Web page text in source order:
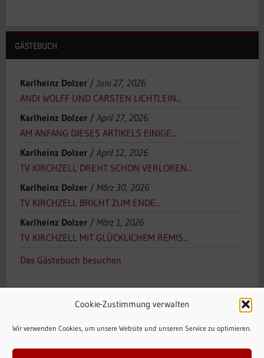
Cookie-Zustimmung verwalten
Wir verwenden Cookies, um unsere Website und unseren Service zu optimieren.
GÄSTEBUCH
Karlheinz Dolzer/ Juni 27, 2026
ANDI WOLFF UND CARSTEN LICHTLEIN...
Karlheinz Dolzer/ April 27, 2026
AM ANFANG DIESES ARTIKELS EINIGE...
Karlheinz Dolzer/ April 12, 2026
TV KIRCHZELL DREHT SCHON VERLOREN...
Karlheinz Dolzer/ März 30, 2026
TV KIRCHZELL BRICHT ZUM ENDE...
Karlheinz Dolzer/ März 1, 2026
TV KIRCHZELL MIT GLÜCKLICHEM REMIS...
Das Gästebuch besuchen